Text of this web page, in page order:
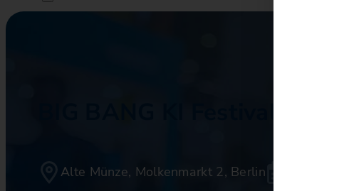
Alte Münze, Molkenmarkt 2, Berlin